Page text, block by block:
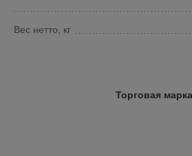
Вес нетто, кг
Торговая марка